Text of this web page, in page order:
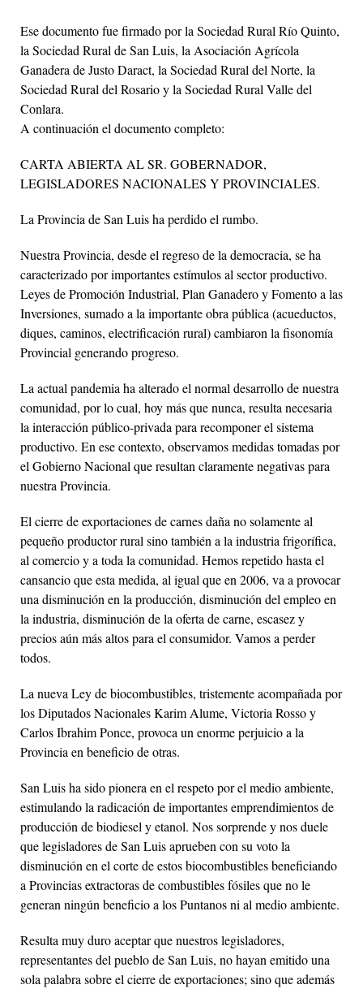
Ese documento fue firmado por la Sociedad Rural Río Quinto,
la Sociedad Rural de San Luis, la Asociación Agrícola
Ganadera de Justo Daract, la Sociedad Rural del Norte, la
Sociedad Rural del Rosario y la Sociedad Rural Valle del
Conlara.
A continuación el documento completo:
CARTA ABIERTA AL SR. GOBERNADOR,
LEGISLADORES NACIONALES Y PROVINCIALES.
La Provincia de San Luis ha perdido el rumbo.
Nuestra Provincia, desde el regreso de la democracia, se ha
caracterizado por importantes estímulos al sector productivo.
Leyes de Promoción Industrial, Plan Ganadero y Fomento a las
Inversiones, sumado a la importante obra pública (acueductos,
diques, caminos, electrificación rural) cambiaron la fisonomía
Provincial generando progreso.
La actual pandemia ha alterado el normal desarrollo de nuestra
comunidad, por lo cual, hoy más que nunca, resulta necesaria
la interacción público-privada para recomponer el sistema
productivo. En ese contexto, observamos medidas tomadas por
el Gobierno Nacional que resultan claramente negativas para
nuestra Provincia.
El cierre de exportaciones de carnes daña no solamente al
pequeño productor rural sino también a la industria frigorífica,
al comercio y a toda la comunidad. Hemos repetido hasta el
cansancio que esta medida, al igual que en 2006, va a provocar
una disminución en la producción, disminución del empleo en
la industria, disminución de la oferta de carne, escasez y
precios aún más altos para el consumidor. Vamos a perder
todos.
La nueva Ley de biocombustibles, tristemente acompañada por
los Diputados Nacionales Karim Alume, Victoria Rosso y
Carlos Ibrahim Ponce, provoca un enorme perjuicio a la
Provincia en beneficio de otras.
San Luis ha sido pionera en el respeto por el medio ambiente,
estimulando la radicación de importantes emprendimientos de
producción de biodiesel y etanol. Nos sorprende y nos duele
que legisladores de San Luis aprueben con su voto la
disminución en el corte de estos biocombustibles beneficiando
a Provincias extractoras de combustibles fósiles que no le
generan ningún beneficio a los Puntanos ni al medio ambiente.
Resulta muy duro aceptar que nuestros legisladores,
representantes del pueblo de San Luis, no hayan emitido una
sola palabra sobre el cierre de exportaciones; sino que además